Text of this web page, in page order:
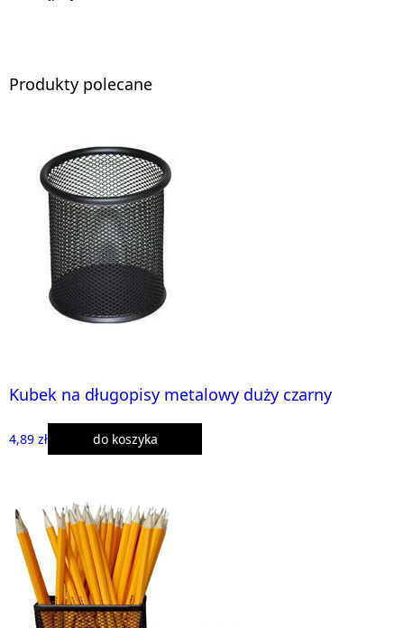
Produkty polecane
Kubek na długopisy metalowy duży czarny
4,89 zł do koszyka